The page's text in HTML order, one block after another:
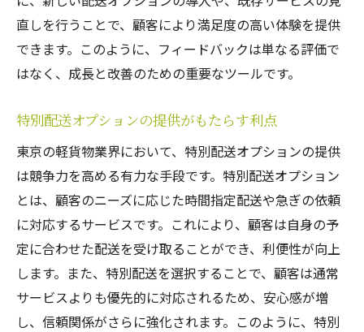
直しを行うことで、顧客により満足度の高い体験を提供
できます。このように、フィードバックは単なる評価で
はなく、成長と改善のための重要なツールです。
特別配送オプションの提供がもたらす利点
東京の軽貨物業界において、特別配送オプションの提供
は競争力を高める有力な手段です。特別配送オプション
とは、顧客のニーズに応じた時間指定配送や急ぎの依頼
に対応するサービスです。これにより、顧客は自身の予
定に合わせた配送を受け取ることができ、利便性が向上
します。また、特別配送を選択することで、顧客は通常
サービスよりも優先的に対応されるため、安心感が増
し、信頼関係がさらに強化されます。このように、特別